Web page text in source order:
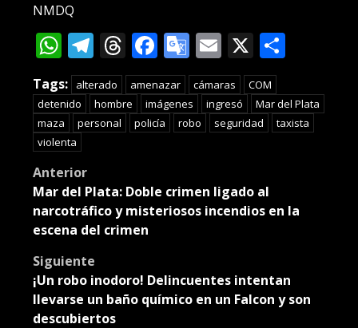
NMDQ
WhatsApp
Telegram
Threads
Facebook
Google
Translate
Email
X
Tags: alterado amenazar cámaras
COM
detenido
hombre imágenes ingresó
Mar del Plata
maza
personal policía robo seguridad
taxista
violenta
Post
navigation
Anterior
Mar del Plata: Doble crimen ligado al
narcotráfico y misteriosos incendios en la
escena del crimen
Siguiente
¡Un robo inodoro! Delincuentes intentan
llevarse un baño químico en un Falcon y son
descubiertos